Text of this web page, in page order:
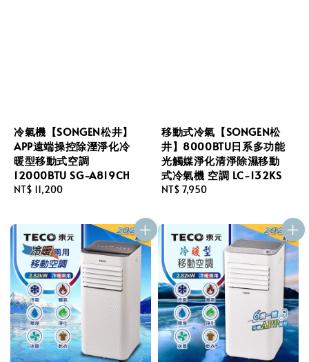
冷氣機【SONGEN松井】
APP遠端操控除溼淨化冷
暖型移動式空調
12000BTU SG-A819CH
Regular
NT$ 11,200
移動式冷氣【SONGEN松
井】8000BTU日系多功能
光觸媒淨化清淨除濕移動
式冷氣機 空調 LC-132KS
Regular
NT$ 7,950